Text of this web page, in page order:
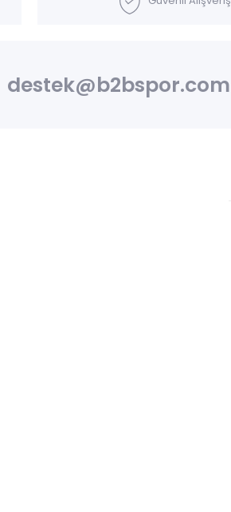
destek@b2bspor.com